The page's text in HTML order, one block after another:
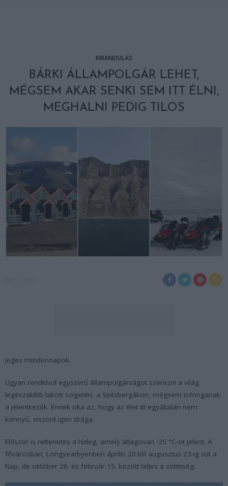
KIRÁNDULÁS
BÁRKI ÁLLAMPOLGÁR LEHET,
MÉGSEM AKAR SENKI SEM ITT ÉLNI,
MEGHALNI PEDIG TILOS
Jeges mindennapok.
Ugyan rendkívül egyszerű állampolgárságot szerezni a világ
legészakibb lakott szigetén, a Spitzbergákon, mégsem tolonganak
a jelentkezők. Ennek oka az, hogy az élet itt egyáltalán nem
könnyű, viszont igen drága.
Először is rettenetes a hideg, amely átlagosan -35 °C-ot jelent. A
fővárosban, Longyearbyenben április 20-tól augusztus 23-ig süt a
Nap, de október 26. és február 15. között teljes a sötétség.